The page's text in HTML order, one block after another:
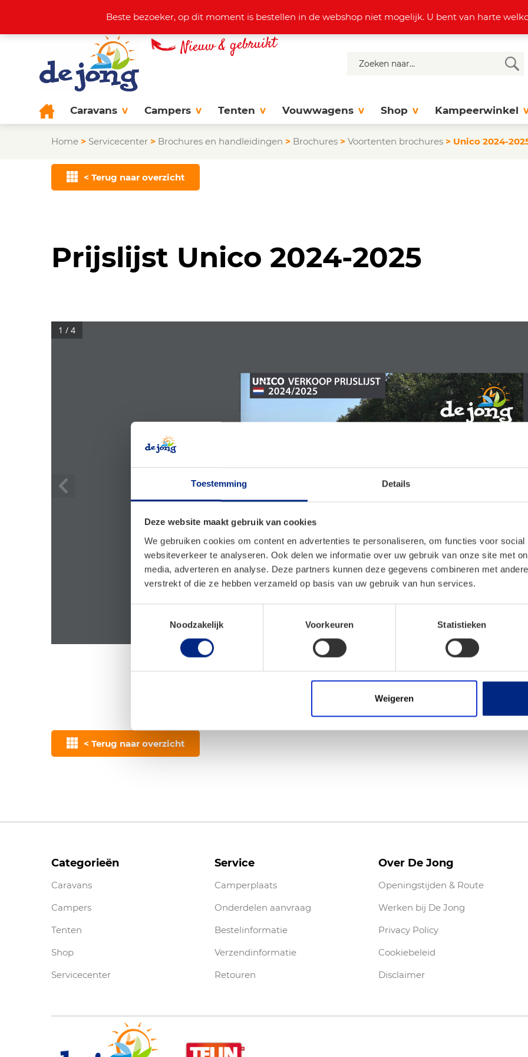
Toestemming Details
Deze website maakt gebruik van cookies
We gebruiken cookies om content en advertenties te personaliseren, om functies voor
websiteverkeer te analyseren. Ook delen we informatie over uw gebruik van onze site met
media, adverteren en analyse. Deze partners kunnen deze gegevens combineren met
verstrekt of die ze hebben verzameld op basis van uw gebruik van hun services.
Noodzakelijk
Voorkeuren Statistieken
Weigeren
Actuele aanbod +31 (0)38 444 37 77 info@dejonghattem.nl
Caravans Campers Tenten Vouwwagens Shop Kampeerwinkel
Home > Servicecenter > Brochures en handleidingen > Brochures > Voortenten brochures > Unico 2024-
< Terug naar overzicht
Prijslijst Unico 2024-2025
1 / 4
< Terug naar overzicht
Categorieën
Caravans
Campers
Tenten
Shop
Servicecenter
Service
Camperplaats
Onderdelen aanvraag
Bestelinformatie
Verzendinformatie
Retouren
Over De Jong
Openingstijden & Route
Werken bij De Jong
Privacy Policy
Cookiebeleid
Disclaimer
Beste bezoeker, op dit moment is bestellen in de webshop niet mogelijk. U bent van harte